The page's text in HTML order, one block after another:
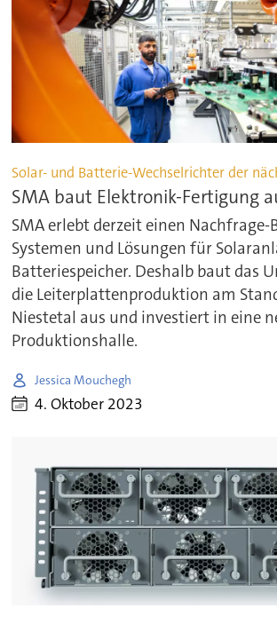
Solar- und Batterie-Wechselrichter der
SMA baut Elektronik-Fertigung
SMA erlebt derzeit einen Nachfrage-
Systemen und Lösungen für
Batteriespeicher. Deshalb baut das
die Leiterplattenproduktion am
Niestetal aus und investiert in eine
Produktionshalle.
Jessica Mouchegh
4. Oktober 2023